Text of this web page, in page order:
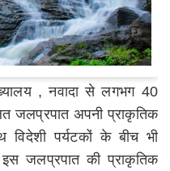
, नवादा से लगभग 40
जलप्रपात अपनी प्राकृतिक
पर्यटकों के बीच भी
जलप्रपात की प्राकृतिक